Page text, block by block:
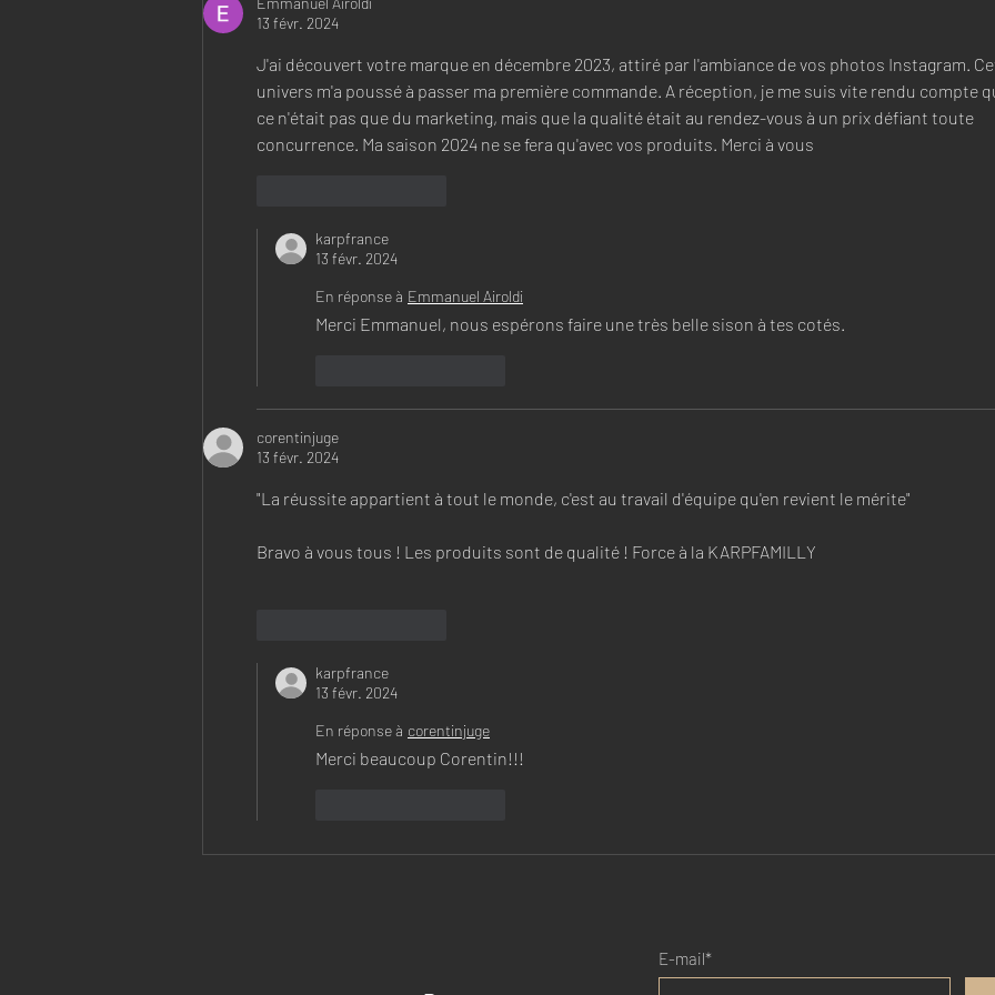
13 févr. 2024
J'ai découvert votre marque en décembre 2023, attiré par l'ambiance de vos photos Instagram.
univers m'a poussé à passer ma première commande. A réception, je me suis vite rendu compte
ce n'était pas que du marketing, mais que la qualité était au rendez-vous à un prix défiant toute
concurrence. Ma saison 2024 ne se fera qu'avec vos produits. Merci à vous
karpfrance
13 févr. 2024
En réponse à Emmanuel Airoldi
Merci Emmanuel, nous espérons faire une très belle sison à tes cotés.
corentinjuge
13 févr. 2024
"La réussite appartient à tout le monde, c'est au travail d'équipe qu'en revient le mérite"
Bravo à vous tous ! Les produits sont de qualité ! Force à la KARPFAMILLY
karpfrance
13 févr. 2024
En réponse à corentinjuge
Merci beaucoup Corentin!!!
E-mail*